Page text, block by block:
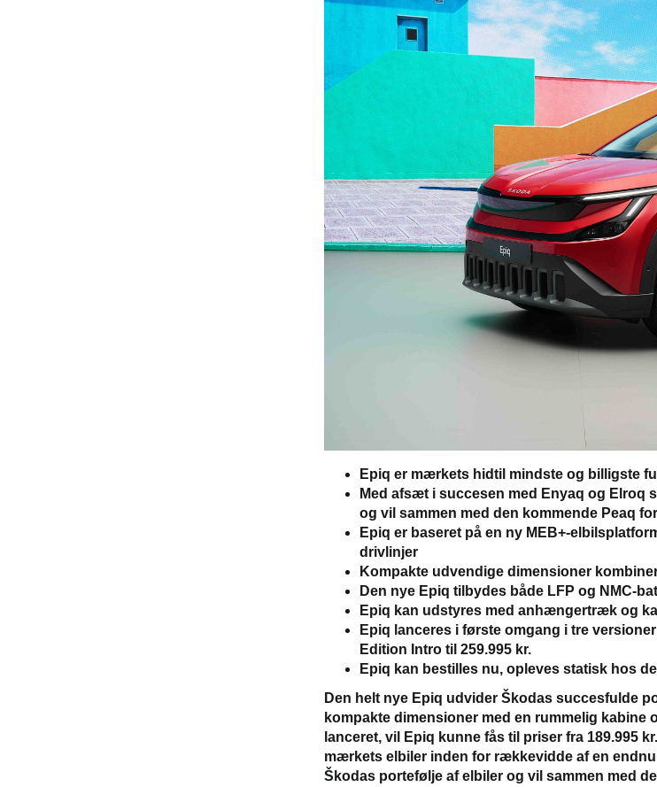
Epiq er mærkets hidtil mindste og billigste
Med afsæt i succesen med Enyaq og
og vil sammen med den kommende Peaq
Epiq er baseret på en ny MEB+-
drivlinjer
Kompakte udvendige dimensioner
Den nye Epiq tilbydes både LFP og NMC-
Epiq kan udstyres med anhængertræk og
Epiq lanceres i første omgang i tre
Edition Intro til 259.995 kr.
Epiq kan bestilles nu, opleves statisk hos
Den helt nye Epiq udvider Škodas succesfulde
kompakte dimensioner med en rummelig
lanceret, vil Epiq kunne fås til priser fra 189.995
mærkets elbiler inden for rækkevidde af en
Škodas portefølje af elbiler og vil sammen med